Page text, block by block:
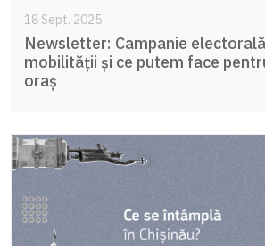
18 Sept. 2025
Newsletter: Campanie
mobilității și ce putem face
oraș